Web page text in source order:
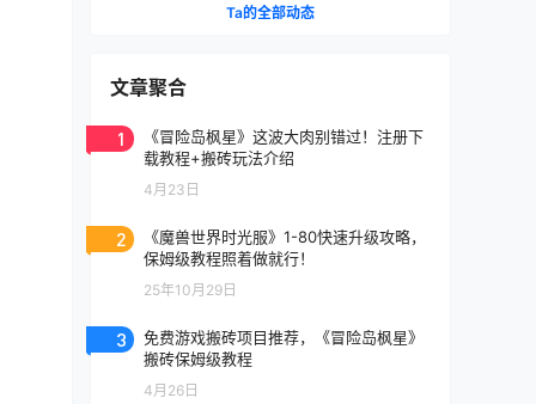
Ta的全部动态
文章聚合
1
《冒险岛枫星》这波大肉别错过！注册下
载教程+搬砖玩法介绍
4月23日
2
《魔兽世界时光服》1-80快速升级攻略，
保姆级教程照着做就行！
25年10月29日
3
免费游戏搬砖项目推荐，《冒险岛枫星》
搬砖保姆级教程
4月26日